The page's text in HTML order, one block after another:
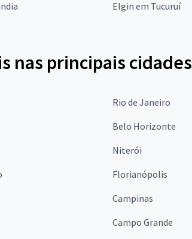
Elgin em Tucuruí
nas principais cidades
Rio de Janeiro
Belo Horizonte
Niterói
Florianópolis
Campinas
Campo Grande